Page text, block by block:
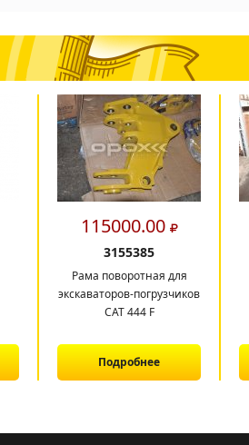
115000.00
3155385
Рама поворотная для
экскаваторов-погрузчиков
САТ 444 F
Подробнее